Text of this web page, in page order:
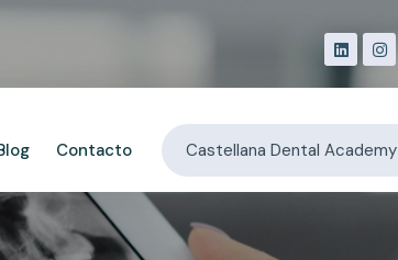
Contacto Castellana Dental Academy